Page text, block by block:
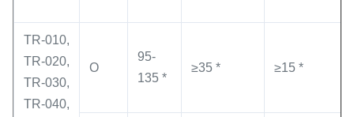
TR-010,
TR-020,
TR-030,
TR-040,
O
95-
135 *
≥35 * ≥15 *